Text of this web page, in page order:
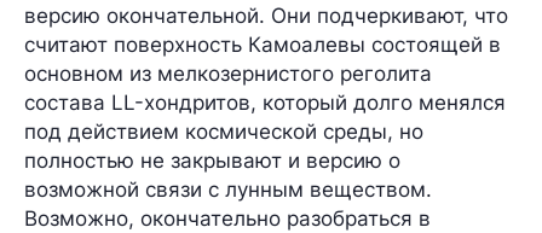
версию окончательной. Они подчеркивают, что
считают поверхность Камоалевы состоящей в
основном из мелкозернистого реголита
состава LL-хондритов, который долго менялся
под действием космической среды, но
полностью не закрывают и версию о
возможной связи с лунным веществом.
Возможно, окончательно разобраться в